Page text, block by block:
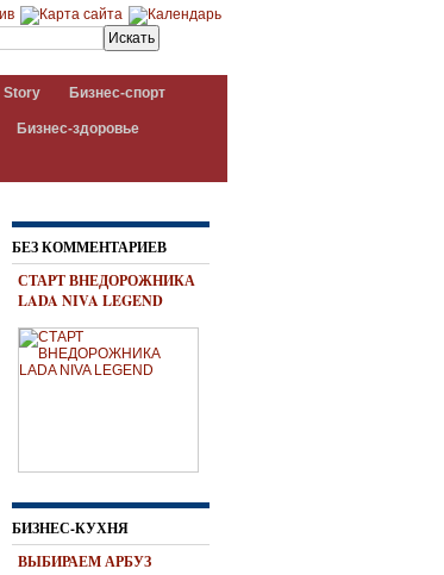
Story Бизнес-спорт
Бизнес-здоровье
БЕЗ КОММЕНТАРИЕВ
СТАРТ ВНЕДОРОЖНИКА
LADA NIVA LEGEND
БИЗНЕС-КУХНЯ
ВЫБИРАЕМ АРБУЗ